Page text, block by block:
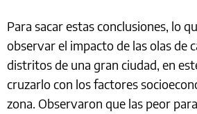
Para sacar estas conclusiones, lo
observar el impacto de las olas de
distritos de una gran ciudad, en
cruzarlo con los factores
zona. Observaron que las peor